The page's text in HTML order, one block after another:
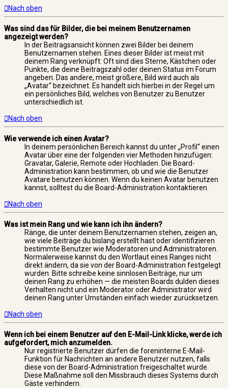
Nach oben
Was sind das für Bilder, die bei meinem Benutzernamen
angezeigt werden?
In der Beitragsansicht können zwei Bilder bei deinem
Benutzernamen stehen. Eines dieser Bilder ist meist mit
deinem Rang verknüpft: Oft sind dies Sterne, Kästchen oder
Punkte, die deine Beitragszahl oder deinen Status im Forum
angeben. Das andere, meist größere, Bild wird auch als
„Avatar“ bezeichnet. Es handelt sich hierbei in der Regel um
ein persönliches Bild, welches von Benutzer zu Benutzer
unterschiedlich ist.
Nach oben
Wie verwende ich einen Avatar?
In deinem persönlichen Bereich kannst du unter „Profil“ einen
Avatar über eine der folgenden vier Methoden hinzufügen:
Gravatar, Galerie, Remote oder Hochladen. Die Board-
Administration kann bestimmen, ob und wie die Benutzer
Avatare benutzen können. Wenn du keinen Avatar benutzen
kannst, solltest du die Board-Administration kontaktieren.
Nach oben
Was ist mein Rang und wie kann ich ihn ändern?
Ränge, die unter deinem Benutzernamen stehen, zeigen an,
wie viele Beiträge du bislang erstellt hast oder identifizieren
bestimmte Benutzer wie Moderatoren und Administratoren.
Normalerweise kannst du den Wortlaut eines Ranges nicht
direkt ändern, da sie von der Board-Administration festgelegt
wurden. Bitte schreibe keine sinnlosen Beiträge, nur um
deinen Rang zu erhöhen — die meisten Boards dulden dieses
Verhalten nicht und ein Moderator oder Administrator wird
deinen Rang unter Umständen einfach wieder zurücksetzen.
Nach oben
Wenn ich bei einem Benutzer auf den E-Mail-Link klicke, werde ich
aufgefordert, mich anzumelden.
Nur registrierte Benutzer dürfen die foreninterne E-Mail-
Funktion für Nachrichten an andere Benutzer nutzen, falls
diese von der Board-Administration freigeschaltet wurde.
Diese Maßnahme soll den Missbrauch dieses Systems durch
Gäste verhindern.